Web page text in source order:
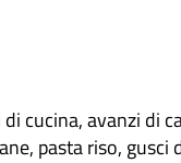
avanzi di
pasta riso, gusci